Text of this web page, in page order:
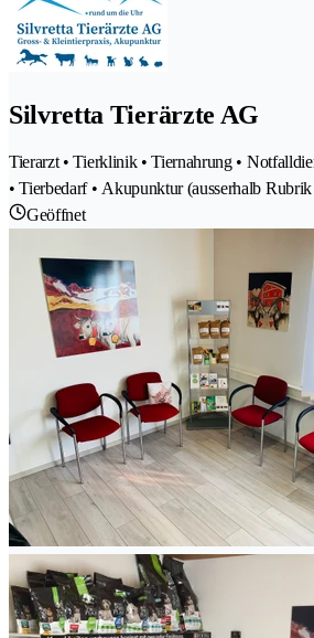
Silvretta Tierärzte AG
Tierarzt • Tierklinik • Tiernahrung •
• Tierbedarf • Akupunktur (ausserhalb
Geöffnet